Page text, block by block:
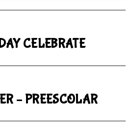
CELEBRATE
– PREESCOLAR